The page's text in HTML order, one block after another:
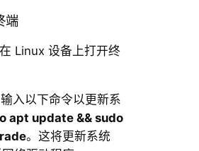
端
Linux 设备上打开终
入以下命令以更新系
apt update && sudo
。这将更新系统